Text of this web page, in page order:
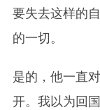
要失去这样的
的一切。
是的，他一直
开。我以为回